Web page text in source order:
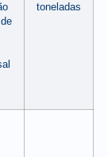
toneladas